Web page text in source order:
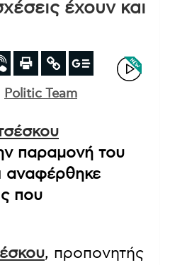
έχουν και
Politic Team
παραμονή του
αναφέρθηκε
που
, προπονητής